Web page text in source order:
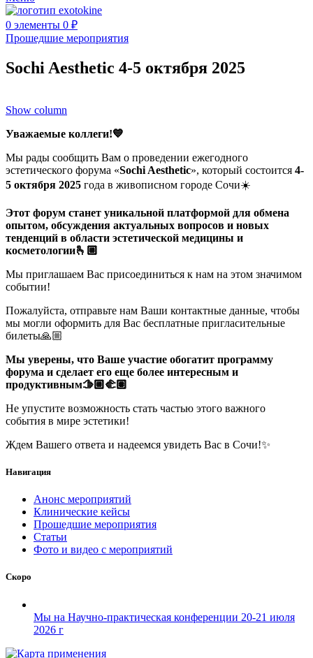
0 элементы 0 ₽
Прошедшие мероприятия
Sochi Aesthetic 4-5 октября 2025
Show column
Уважаемые коллеги!💙
Мы рады сообщить Вам о проведении ежегодного
эстетического форума «Sochi Aesthetic», который состоится 4-
5 октября 2025 года в живописном городе Сочи☀️
Этот форум станет уникальной платформой для обмена
опытом, обсуждения актуальных вопросов и новых
тенденций в области эстетической медицины и
косметологии🫰🏼
Мы приглашаем Вас присоединиться к нам на этом значимом
событии!
Пожалуйста, отправьте нам Ваши контактные данные, чтобы
мы могли оформить для Вас бесплатные пригласительные
билеты🙏🏼
Мы уверены, что Ваше участие обогатит программу
форума и сделает его еще более интересным и
продуктивным🫱🏼‍🫲🏽
Не упустите возможность стать частью этого важного
события в мире эстетики!
Ждем Вашего ответа и надеемся увидеть Вас в Сочи!✨
Навигация
Анонс мероприятий
Клинические кейсы
Прошедшие мероприятия
Статьи
Фото и видео с мероприятий
Скоро
Мы на Научно-практическая конференции 20-21 июля
2026 г